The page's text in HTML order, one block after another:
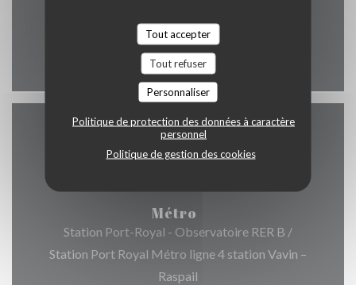
Tout accepter
Tout refuser
Personnaliser
Politique de protection des données à caractère
personnel
Politique de gestion des cookies
12h00 - 00h00
Accès
Métro
Station Port-Royal - Observatoire RER B /
Station Port Royal Métro ligne 4 station Vavin –
Raspail